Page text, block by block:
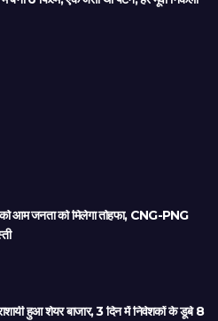
आम जनता को मिलेगा तोहफा, CNG-PNG
हुआ शेयर बाजार, 3 दिन में निवेशकों के डूबे 8